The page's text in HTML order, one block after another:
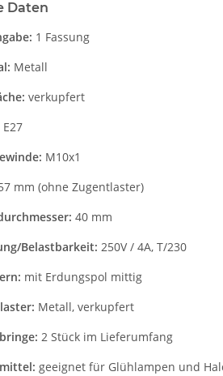
Daten
1 Fassung
Metall
verkupfert
E27
M10x1
mm (ohne Zugentlaster)
40 mm
Belastbarkeit: 250V / 4A, T/230
mit Erdungspol mittig
Metall, verkupfert
2 Stück im Lieferumfang
geeignet für Glühlampen und